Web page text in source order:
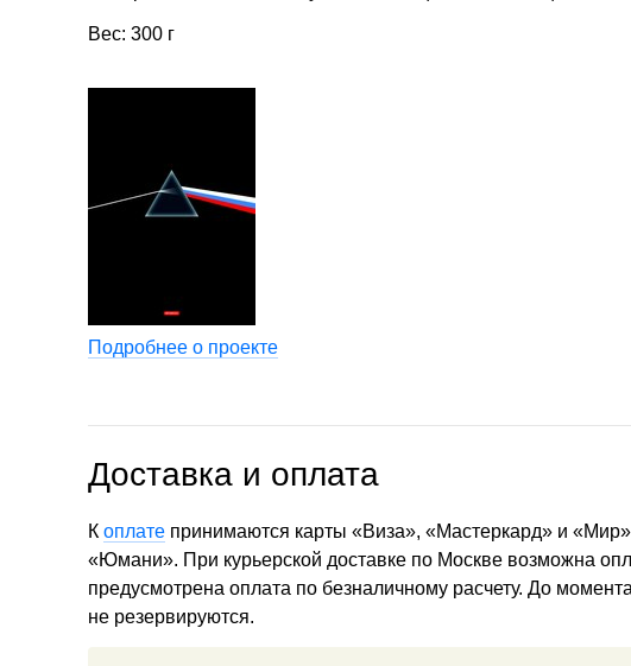
Вес: 300 г
Подробнее о проекте
Доставка и оплата
К оплате принимаются карты «Виза», «Мастеркард» и
«Юмани». При курьерской доставке по Москве возможна
предусмотрена оплата по безналичному расчету. До
не резервируются.